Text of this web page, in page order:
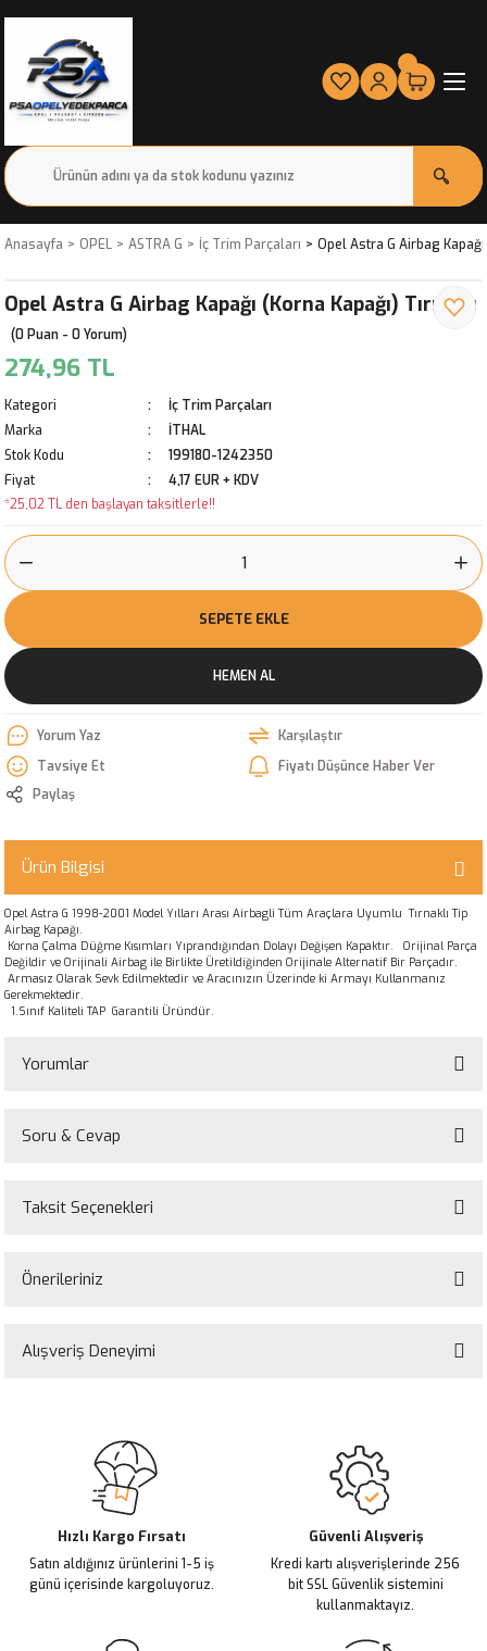
Anasayfa OPEL ASTRA G İç Trim Parçaları Opel Astra G Airbag Kapağı
Opel Astra G Airbag Kapağı (Korna Kapağı) Tırnaklı
(0 Puan - 0 Yorum)
274,96 TL
Kategori
İç Trim Parçaları
Marka
İTHAL
Stok Kodu
199180-1242350
Fiyat
4,17 EUR + KDV
*25,02 TL den başlayan taksitlerle!!
SEPETE EKLE
HEMEN AL
Yorum Yaz
Karşılaştır
Tavsiye Et
Fiyatı Düşünce Haber Ver
Paylaş
Ürün Bilgisi
Opel Astra G 1998-2001 Model Yılları Arası Airbagli Tüm Araçlara Uyumlu Tırnaklı Tip
Airbag Kapağı.
Korna Çalma Düğme Kısımları Yıprandığından Dolayı Değişen Kapaktır. Orijinal Parça
Değildir ve Orijinali Airbag ile Birlikte Üretildiğinden Orijinale Alternatif Bir Parçadır.
Armasız Olarak Sevk Edilmektedir ve Aracınızın Üzerinde ki Armayı Kullanmanız
Gerekmektedir.
1.Sınıf Kaliteli TAP Garantili Üründür.
Yorumlar
Soru & Cevap
Ürün hakkında henüz soru sorulmamış.
Taksit Seçenekleri
Önerileriniz
yetersiz gördüğünüz noktaları öneri formunu kullanarak tarafımıza
Ürün resmi kalitesiz, bozuk veya görüntülenemiyor.
Ürün açıklamasında eksik bilgiler bulunuyor.
Ürün bilgilerinde hatalar bulunuyor.
Ürün fiyatı diğer sitelerden daha pahalı.
Bu ürüne benzer farklı alternatifler olmalı.
Alışveriş Deneyimi
Hızlı Kargo Fırsatı
Satın aldığınız ürünlerini 1-5 iş
günü içerisinde kargoluyoruz.
Güvenli Alışveriş
Kredi kartı alışverişlerinde 256
bit SSL Güvenlik sistemini
kullanmaktayız.